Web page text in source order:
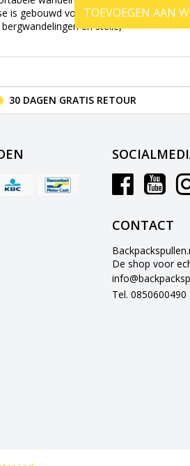
is gebouwd voor
en steile,
TOEVOEGEN AAN
30 DAGEN GRATIS RETOUR
CONTACT
De shop voor
Tel. 0850600490